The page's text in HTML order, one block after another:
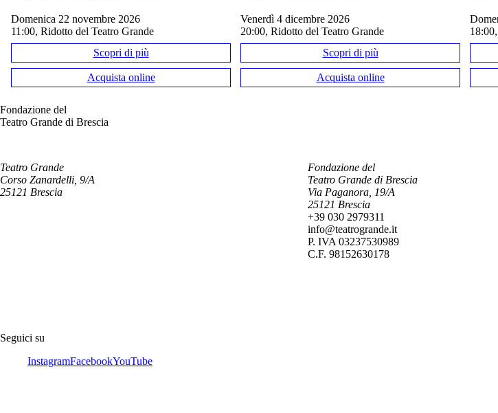
domenica 22 novembre 2026
11:00, Ridotto del Teatro Grande
Scopri di più
Acquista online
venerdì 4 dicembre 2026
20:00, Ridotto del Teatro Grande
Scopri di più
Acquista online
Fondazione del
Teatro Grande di Brescia
Teatro Grande
Corso Zanardelli, 9/A
25121 Brescia
Fondazione del
Teatro Grande di Brescia
Via Paganora, 19/A
25121 Brescia
+39 030 2979311
info@teatrogrande.it
P. IVA 03237530989
C.F. 98152630178
Seguici su
InstagramFacebookYouTube